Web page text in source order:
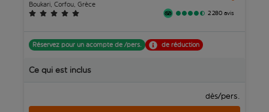
Boukari, Corfou, Grèce
2 280 avis
Réservez pour un acompte de /pers. de réduction
Ce qui est inclus
dès/pers.